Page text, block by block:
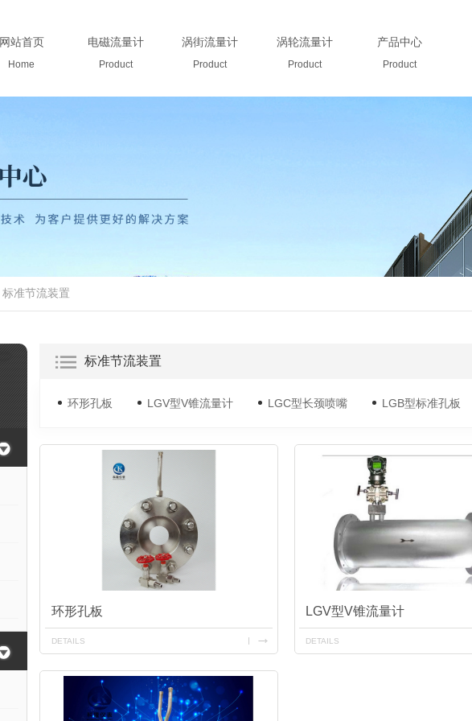
网站首页
Home
电磁流量计
Product
涡街流量计
Product
涡轮流量计
Product
产品中心
Product
标准节流装置
标准节流装置
环形孔板 LGV型V锥流量计 LGC型长颈喷嘴 LGB型标准孔板
环形孔板
DETAILS
LGV型V锥流量计
DETAILS